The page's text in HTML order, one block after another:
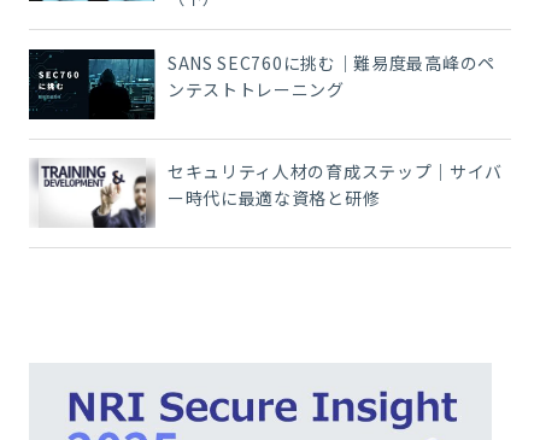
SANS SEC760に挑む｜難易度最高峰のペ
ンテストトレーニング
セキュリティ人材の育成ステップ｜サイバ
ー時代に最適な資格と研修